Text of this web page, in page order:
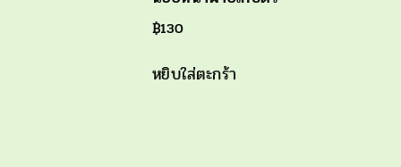
฿130
หยิบใส่ตะกร้า